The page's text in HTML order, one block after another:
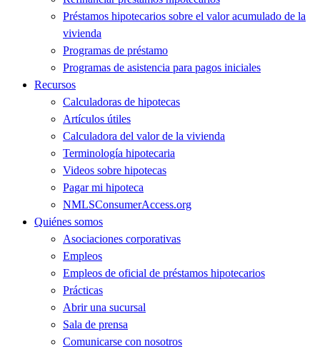
Préstamos hipotecarios sobre el valor acumulado de la
vivienda
Programas de préstamo
Programas de asistencia para pagos iniciales
Recursos
Calculadoras de hipotecas
Artículos útiles
Calculadora del valor de la vivienda
Terminología hipotecaria
Videos sobre hipotecas
Pagar mi hipoteca
NMLSConsumerAccess.org
Quiénes somos
Asociaciones corporativas
Empleos
Empleos de oficial de préstamos hipotecarios
Prácticas
Abrir una sucursal
Sala de prensa
Comunicarse con nosotros